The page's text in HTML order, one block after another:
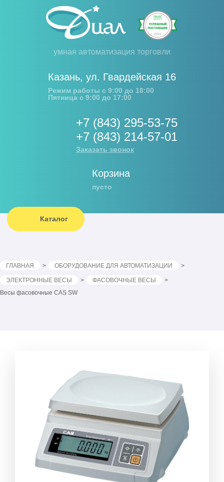
умная автоматизация торговли
Казань, ул. Гвардейская 16
Режим работы с 9:00 до 18:00
Пятница с 9:00 до 17:00
+7 (843) 295-53-75
+7 (843) 214-57-01
Заказать звонок
Корзина
пусто
Каталог
ГЛАВНАЯ ОБОРУДОВАНИЕ ДЛЯ АВТОМАТИЗАЦИИ
ЭЛЕКТРОННЫЕ ВЕСЫ
ФАСОВОЧНЫЕ ВЕСЫ
Весы фасовочные CAS SW